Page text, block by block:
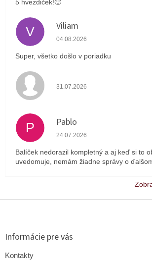
5 hvezdiček!🙂
V Viliam
Hodnotenie obchodu je 5 z 5
04.08.2026
Super, všetko došlo v poriadku
Hodnotenie obchodu je 4 z 5
31.07.2026
P Pablo
Hodnotenie obchodu je 1 z 5
24.07.2026
Balíček nedorazil kompletný a aj keď si to
uvedomuje, nemám žiadne správy o
Z
Informácie pre vás
Kontakty